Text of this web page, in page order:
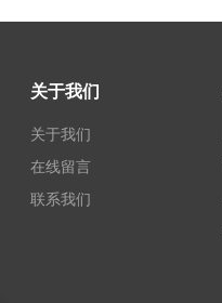
关于我们
关于我们
在线留言
联系我们